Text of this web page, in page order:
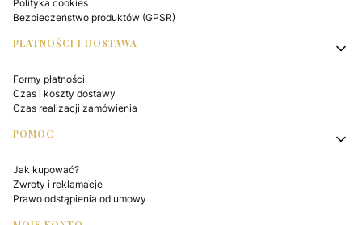
Polityka cookies
Bezpieczeństwo produktów (GPSR)
PŁATNOŚCI I DOSTAWA
Formy płatności
Czas i koszty dostawy
Czas realizacji zamówienia
POMOC
Jak kupować?
Zwroty i reklamacje
Prawo odstąpienia od umowy